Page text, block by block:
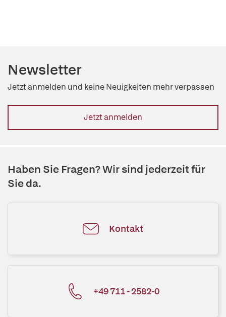
Newsletter
Jetzt anmelden und keine Neuigkeiten mehr verpassen
Jetzt anmelden
Haben Sie Fragen? Wir sind jederzeit für
Sie da.
Kontakt
+49 711 - 2582-0